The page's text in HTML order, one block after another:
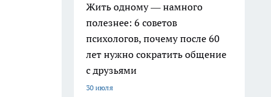
Жить одному — намного
полезнее: 6 советов
психологов, почему после 60
лет нужно сократить общение
с друзьями
30 июля